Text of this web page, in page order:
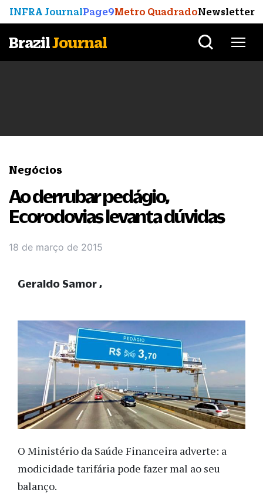
INFRA JournalPage9Metro QuadradoNewsletter
BrazilJournal
Negócios
Ao derrubar pedágio,
Ecorodovias levanta dúvidas
18 de março de 2015
O Ministério da Saúde Financeira adverte: a
modicidade tarifária pode fazer mal ao seu
balanço.
Geraldo Samor